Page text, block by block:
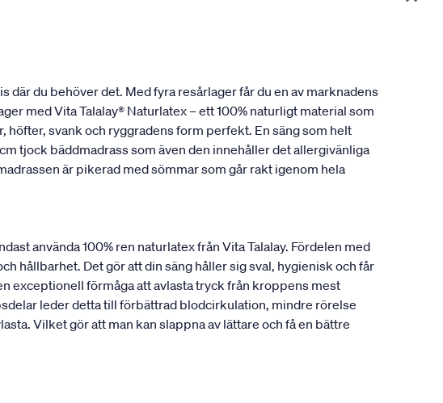
du behöver det. Med fyra resårlager får du en av marknadens
med Vita Talalay® Naturlatex – ett 100% naturligt material som
svank och ryggradens form perfekt. En säng som helt
tjock bäddmadrass som även den innehåller det allergivänliga
är pikerad med sömmar som går rakt igenom hela
använda 100% ren naturlatex från Vita Talalay. Fördelen med
hållbarhet. Det gör att din säng håller sig sval, hygienisk och får
exceptionell förmåga att avlasta tryck från kroppens mest
leder detta till förbättrad blodcirkulation, mindre rörelse
Vilket gör att man kan slappna av lättare och få en bättre